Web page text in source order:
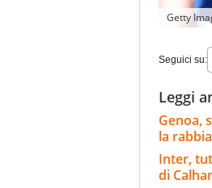
Getty
Seguici su:
Leggi
Genoa,
la
Inter,
di